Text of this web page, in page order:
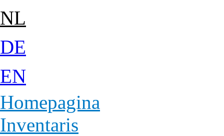
NL
DE
EN
Homepagina
Inventaris